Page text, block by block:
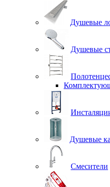
Душевые
Душевые
Душевые
Смесители